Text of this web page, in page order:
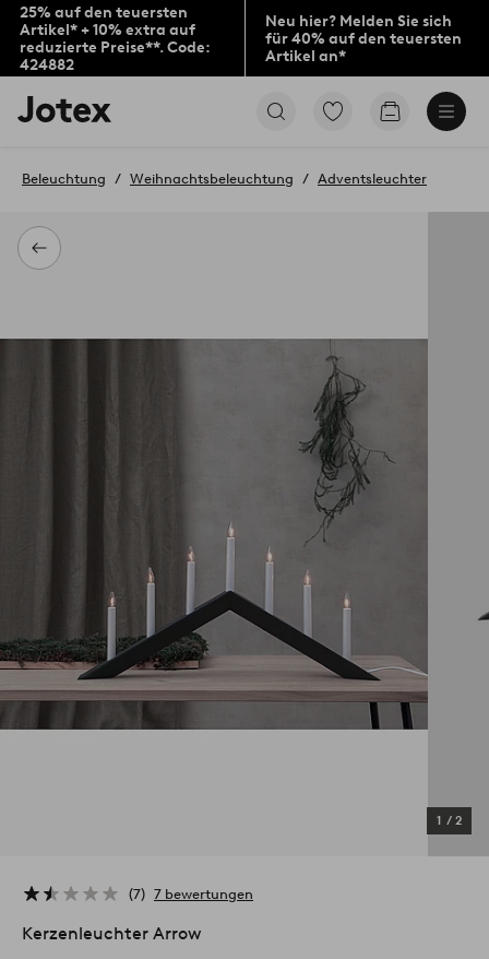
25% auf den teuersten
Artikel* + 10% extra auf
reduzierte Preise**. Code:
424882
Neu hier? Melden Sie sich
für 40% auf den teuersten
Artikel an*
Jotex-
Logo
Startseite
Zu
Favoriten
Zum
Zurück
Beleuchtung Weihnachtsbeleuchtung Adventsleuchter
1 / 2
7 7 bewertungen
Kerzenleuchter Arrow